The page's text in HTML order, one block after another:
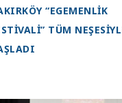
“EGEMENLİK
TÜM